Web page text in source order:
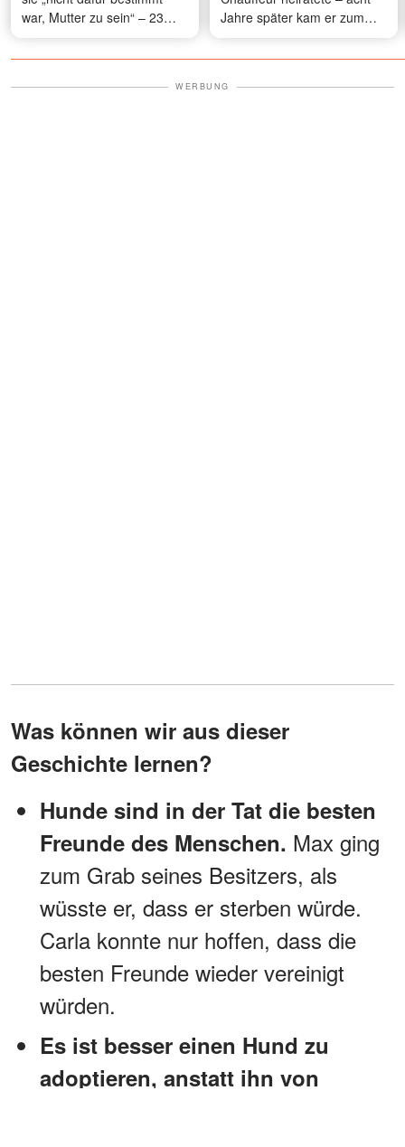
war, Mutter zu sein“ – 23
Jahre später kam sie zurück,
nur wenige Wochen vor
Jahre später kam er zum
ersten Mal, um seine
Enkelkinder kennenzulernen,
möglich?“
WERBUNG
Was können wir aus dieser
Geschichte lernen?
Hunde sind in der Tat die besten
Freunde des Menschen. Max ging
zum Grab seines Besitzers, als
wüsste er, dass er sterben würde.
Carla konnte nur hoffen, dass die
besten Freunde wieder vereinigt
würden.
Es ist besser einen Hund zu
adoptieren, anstatt ihn von